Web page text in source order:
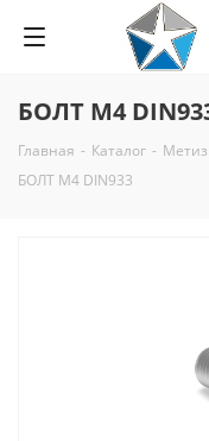
БОЛТ М4
Главная - Каталог -
БОЛТ М4 DIN933